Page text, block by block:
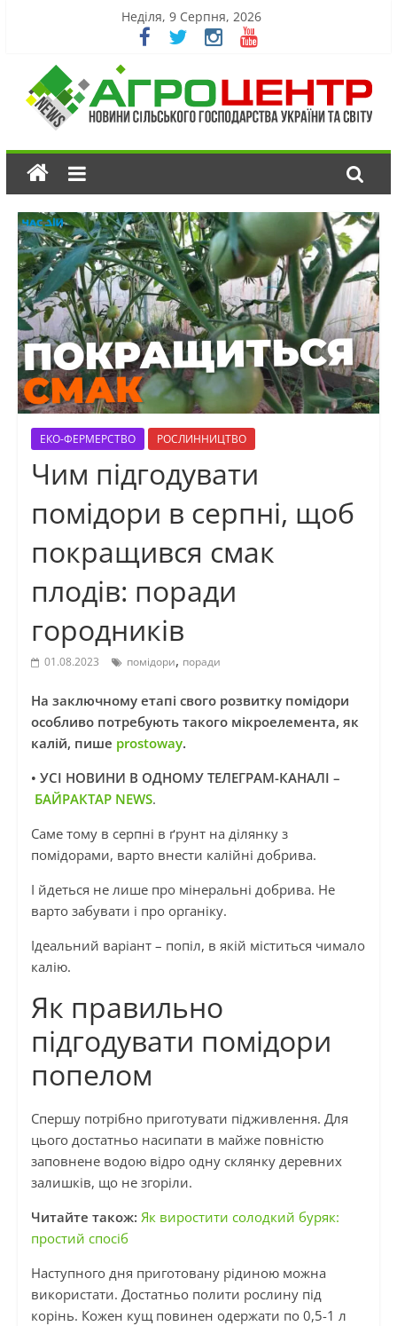
Неділя, 9 Серпня, 2026
ЕКО-ФЕРМЕРСТВО РОСЛИННИЦТВО
Чим підгодувати
помідори в серпні, щоб
покращився смак
плодів: поради
городників
01.08.2023 помідори, поради
На заключному етапі свого розвитку помідори
особливо потребують такого мікроелемента, як
калій, пише prostoway.
• УСІ НОВИНИ В ОДНОМУ ТЕЛЕГРАМ-КАНАЛІ –
БАЙРАКТАР NEWS.
Саме тому в серпні в ґрунт на ділянку з
помідорами, варто внести калійні добрива.
І йдеться не лише про мінеральні добрива. Не
варто забувати і про органіку.
Ідеальний варіант – попіл, в якій міститься чимало
калію.
Як правильно
підгодувати помідори
попелом
Спершу потрібно приготувати підживлення. Для
цього достатньо насипати в майже повністю
заповнене водою відро одну склянку деревних
залишків, що не згоріли.
Читайте також: Як виростити солодкий буряк:
простий спосіб
Наступного дня приготовану рідиною можна
використати. Достатньо полити рослину під
корінь. Кожен кущ повинен одержати по 0,5-1 л